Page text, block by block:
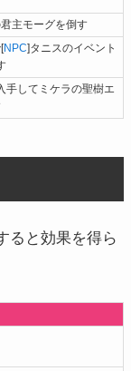
主モーグを倒す
NPC]タニスのイベント
手してミケラの聖樹エ
ると効果を得ら